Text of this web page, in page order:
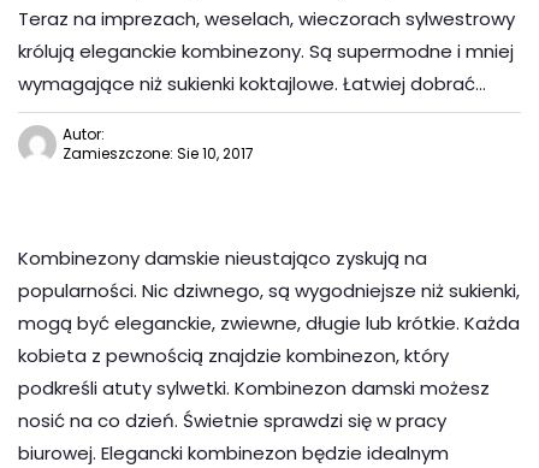
Teraz na imprezach, weselach, wieczorach sylwestrowy
królują eleganckie kombinezony. Są supermodne i mniej
wymagające niż sukienki koktajlowe. Łatwiej dobrać…
Autor:
Zamieszczone: Sie 10, 2017
Kombinezony damskie nieustająco zyskują na
popularności. Nic dziwnego, są wygodniejsze niż sukienki,
mogą być eleganckie, zwiewne, długie lub krótkie. Każda
kobieta z pewnością znajdzie kombinezon, który
podkreśli atuty sylwetki. Kombinezon damski możesz
nosić na co dzień. Świetnie sprawdzi się w pracy
biurowej. Elegancki kombinezon będzie idealnym